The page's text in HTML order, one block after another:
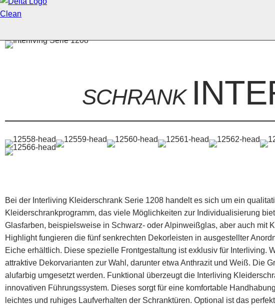
SCHRANK
Bei der Interliving Kleiderschrank Serie 1208 handelt es sich um ein
Kleiderschrankprogramm, das viele Möglichkeiten zur Individualisierung
Glasfarben, beispielsweise in Schwarz- oder Alpinweißglas, aber auch mit
Highlight fungieren die fünf senkrechten Dekorleisten in ausgestellter
Eiche erhältlich. Diese spezielle Frontgestaltung ist exklusiv für Interliving.
attraktive Dekorvarianten zur Wahl, darunter etwa Anthrazit und Weiß. Die
alufarbig umgesetzt werden. Funktional überzeugt die Interliving
innovativen Führungssystem. Dieses sorgt für eine komfortable
leichtes und ruhiges Laufverhalten der Schranktüren. Optional ist das